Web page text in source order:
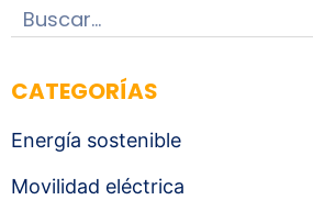
CATEGORÍAS
Energía sostenible
Movilidad eléctrica